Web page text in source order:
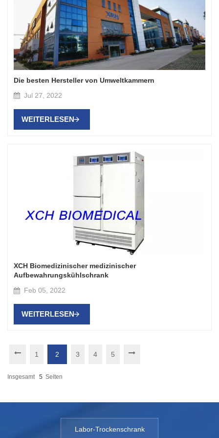
Die besten Hersteller von Umweltkammern
Jul 27, 2022
WEITERLESEN
XCH Biomedizinischer medizinischer
Aufbewahrungskühlschrank
Feb 05, 2022
WEITERLESEN
1 2 3 4 5
Insgesamt 5 Seiten
Labor-Trockenschrank